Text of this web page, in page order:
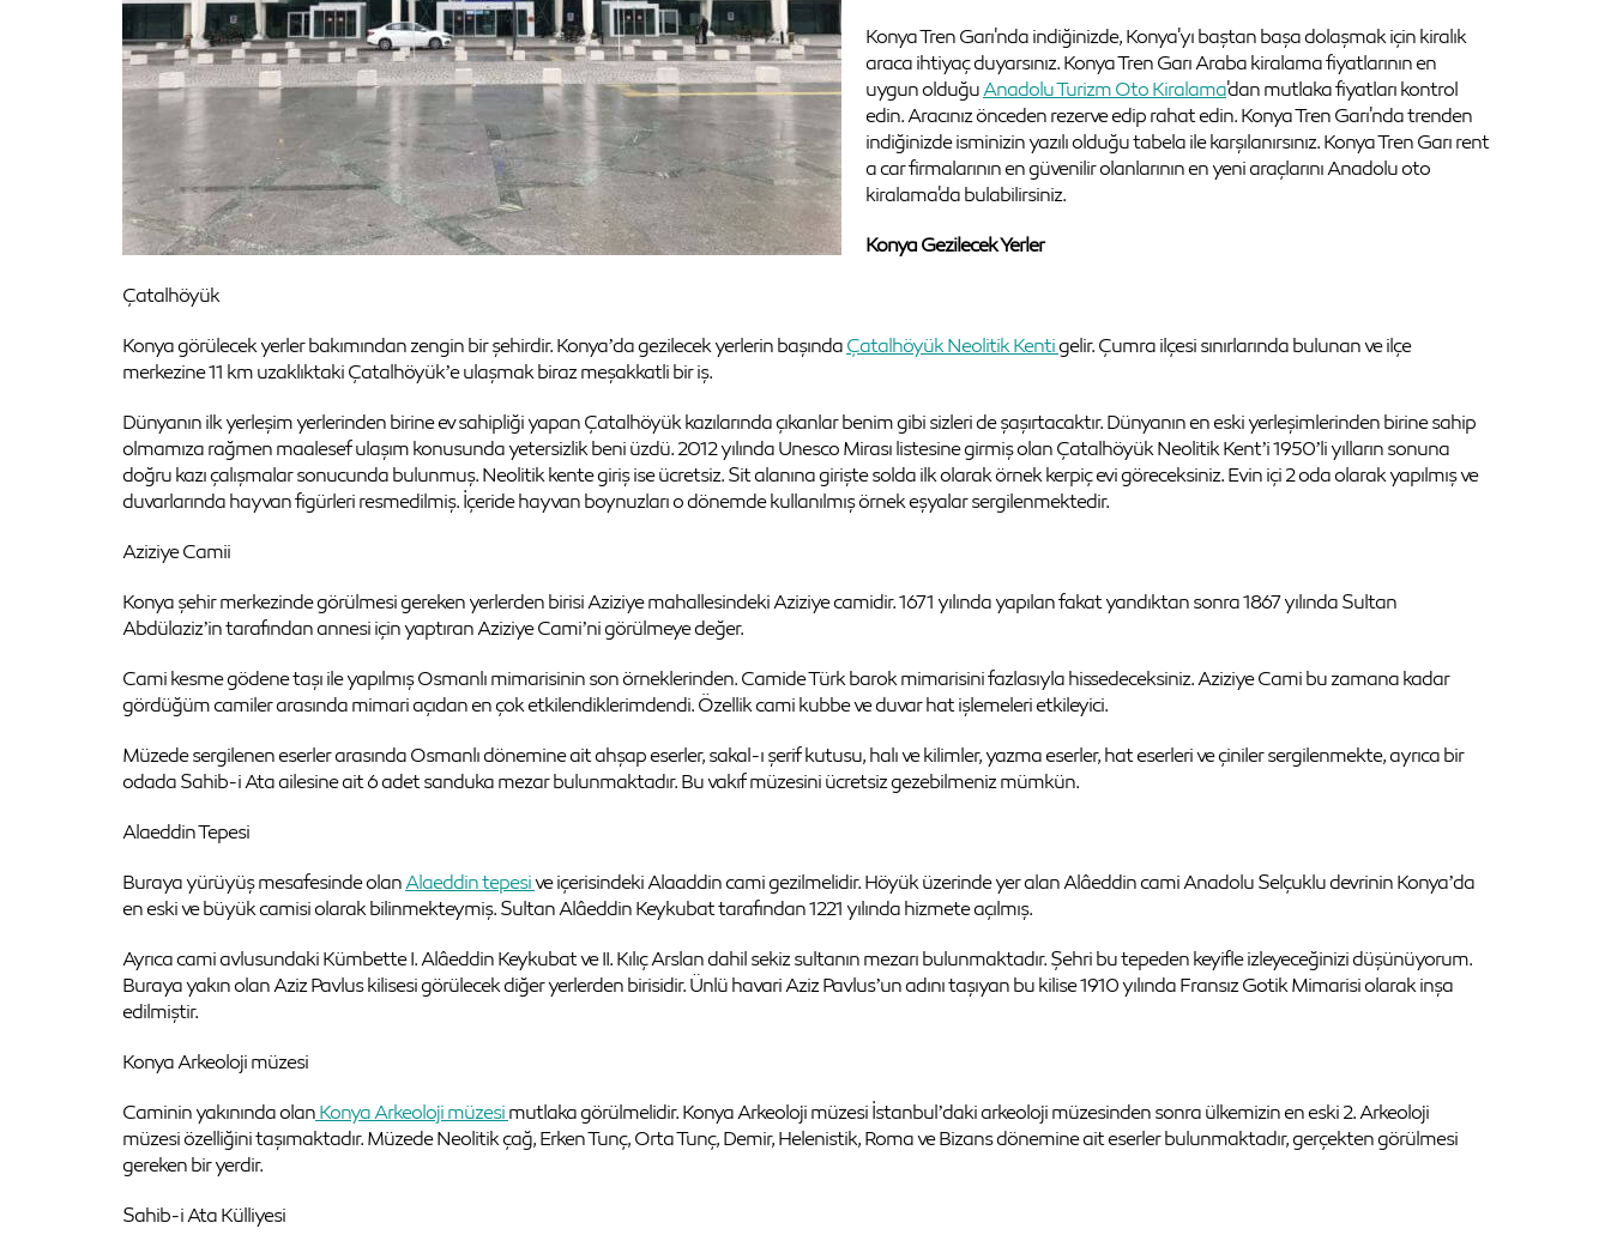
Konya Tren Garı'nda indiğinizde, Konya'yı baştan başa dolaşmak için kiralık
araca ihtiyaç duyarsınız. Konya Tren Garı Araba kiralama fiyatlarının en
uygun olduğuAnadolu Turizm Oto Kiralama'dan mutlaka fiyatları kontrol
edin. Aracınız önceden rezerve edip rahat edin. Konya Tren Garı'nda trenden
indiğinizde isminizin yazılı olduğu tabela ile karşılanırsınız. Konya Tren Garı rent
a car firmalarının en güvenilir olanlarının en yeni araçlarını Anadolu oto
kiralama'da bulabilirsiniz.
Konya Gezilecek Yerler
Çatalhöyük
Konya görülecek yerler bakımından zengin bir şehirdir. Konya’da gezilecek yerlerin başındaÇatalhöyük Neolitik Kentigelir. Çumra ilçesi sınırlarında bulunan ve ilçe
merkezine 11 km uzaklıktaki Çatalhöyük’e ulaşmak biraz meşakkatli bir iş.
Dünyanın ilk yerleşim yerlerinden birine ev sahipliği yapan Çatalhöyük kazılarında çıkanlar benim gibi sizleri de şaşırtacaktır. Dünyanın en eski yerleşimlerinden birine sahip
olmamıza rağmen maalesef ulaşım konusunda yetersizlik beni üzdü. 2012 yılında Unesco Mirası listesine girmiş olan Çatalhöyük Neolitik Kent’i 1950’li yılların sonuna
doğru kazı çalışmalar sonucunda bulunmuş. Neolitik kente giriş ise ücretsiz. Sit alanına girişte solda ilk olarak örnek kerpiç evi göreceksiniz. Evin içi 2 oda olarak yapılmış ve
duvarlarında hayvan figürleri resmedilmiş. İçeride hayvan boynuzları o dönemde kullanılmış örnek eşyalar sergilenmektedir.
Aziziye Camii
Konya şehir merkezinde görülmesi gereken yerlerden birisi Aziziye mahallesindeki Aziziye camidir. 1671 yılında yapılan fakat yandıktan sonra 1867 yılında Sultan
Abdülaziz’in tarafından annesi için yaptıran Aziziye Cami’ni görülmeye değer.
Cami kesme gödene taşı ile yapılmış Osmanlı mimarisinin son örneklerinden. Camide Türk barok mimarisini fazlasıyla hissedeceksiniz. Aziziye Cami bu zamana kadar
gördüğüm camiler arasında mimari açıdan en çok etkilendiklerimdendi. Özellik cami kubbe ve duvar hat işlemeleri etkileyici.
Müzede sergilenen eserler arasında Osmanlı dönemine ait ahşap eserler, sakal-ı şerif kutusu, halı ve kilimler, yazma eserler, hat eserleri ve çiniler sergilenmekte, ayrıca bir
odada Sahib-i Ata ailesine ait 6 adet sanduka mezar bulunmaktadır. Bu vakıf müzesini ücretsiz gezebilmeniz mümkün.
Alaeddin Tepesi
Buraya yürüyüş mesafesinde olanAlaeddin tepesive içerisindeki Alaaddin cami gezilmelidir. Höyük üzerinde yer alan Alâeddin cami Anadolu Selçuklu devrinin Konya’da
en eski ve büyük camisi olarak bilinmekteymiş. Sultan Alâeddin Keykubat tarafından 1221 yılında hizmete açılmış.
Ayrıca cami avlusundaki Kümbette I. Alâeddin Keykubat ve II. Kılıç Arslan dahil sekiz sultanın mezarı bulunmaktadır. Şehri bu tepeden keyifle izleyeceğinizi düşünüyorum.
Buraya yakın olan Aziz Pavlus kilisesi görülecek diğer yerlerden birisidir. Ünlü havari Aziz Pavlus’un adını taşıyan bu kilise 1910 yılında Fransız Gotik Mimarisi olarak inşa
edilmiştir.
Konya Arkeoloji müzesi
Caminin yakınında olanKonya Arkeoloji müzesimutlaka görülmelidir. Konya Arkeoloji müzesi İstanbul’daki arkeoloji müzesinden sonra ülkemizin en eski 2. Arkeoloji
müzesi özelliğini taşımaktadır. Müzede Neolitik çağ, Erken Tunç, Orta Tunç, Demir, Helenistik, Roma ve Bizans dönemine ait eserler bulunmaktadır, gerçekten görülmesi
gereken bir yerdir.
Sahib-i Ata Külliyesi